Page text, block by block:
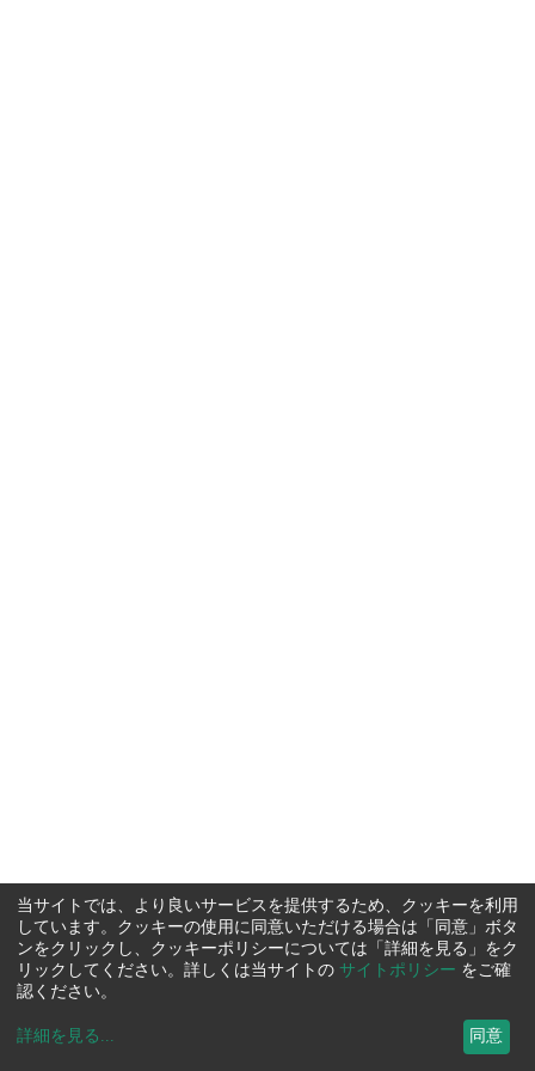
当サイトでは、より良いサービスを提供するため、クッキーを利用
しています。クッキーの使用に同意いただける場合は「同意」ボタ
ンをクリックし、クッキーポリシーについては「詳細を見る」をク
リックしてください。詳しくは当サイトの サイトポリシー をご確
認ください。
詳細を見る ... 同意